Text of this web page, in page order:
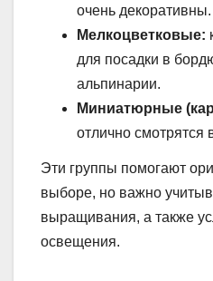
очень декоративны.
Мелкоцветковые:
для посадки в
альпинарии.
Миниатюрные
отлично смотрятся
Эти группы помогают
выборе, но важно
выращивания, а также
освещения.